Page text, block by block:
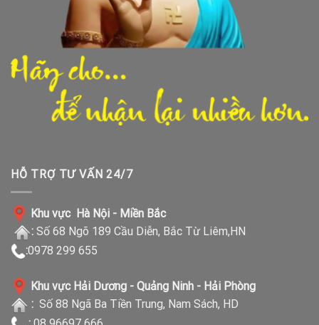
HỖ TRỢ TƯ VẤN 24/7
Khu vực Hà Nội - Miền Bắc
: Số 68 Ngõ 189 Cầu Diễn, Bắc Từ Liêm,HN
:0978 299 655
Khu vực Hải Dương - Quảng Ninh - Hải Phòng
: Số 88 Ngã Ba Tiền Trung, Nam Sách, HD